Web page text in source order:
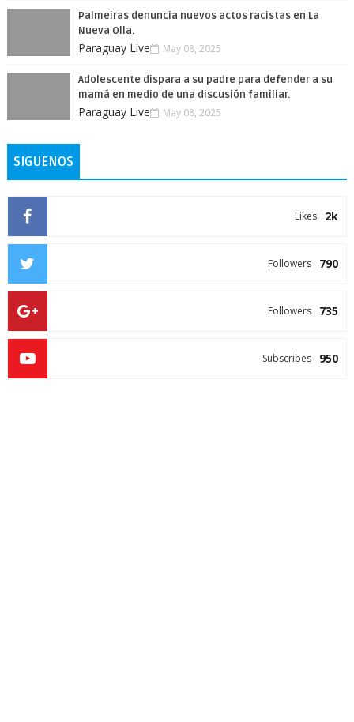
Palmeiras denuncia nuevos actos racistas en La
Nueva Olla.
Paraguay Live May 08, 2025
Adolescente dispara a su padre para defender a su
mamá en medio de una discusión familiar.
Paraguay Live May 08, 2025
SIGUENOS
2k
Likes
790
Followers
735
Followers
950
Subscribes